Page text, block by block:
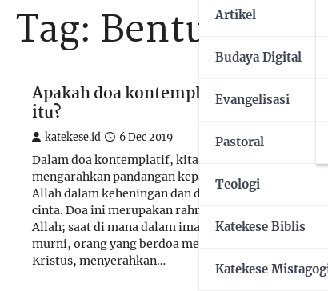
Artikel
Budaya Digital
Evangelisasi
Pastoral
Teologi
Katekese Biblis
Katekese
Tag: Bentuk Doa
Apakah doa kontemplatif
itu?
katekese.id 6 Dec 2019
Dalam doa kontemplatif, kita
mengarahkan pandangan kepada
Allah dalam keheningan dan dalam
cinta. Doa ini merupakan rahmat
Allah; saat di mana dalam iman
murni, orang yang berdoa mencari
Kristus, menyerahkan…